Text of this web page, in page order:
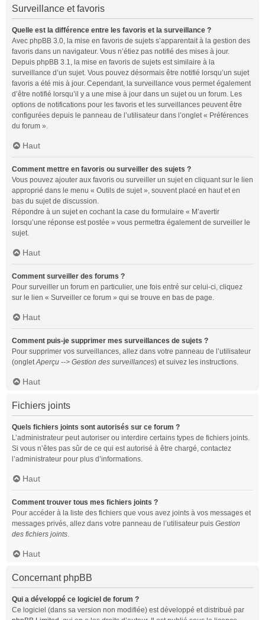
Surveillance et favoris
Quelle est la différence entre les favoris et la surveillance ?
Avec phpBB 3.0, la mise en favoris de sujets s’apparentait à la gestion des
favoris dans un navigateur. Vous n’étiez pas notifié des mises à jour.
Depuis phpBB 3.1, la mise en favoris de sujets est similaire à la
surveillance d’un sujet. Vous pouvez désormais être notifié lorsqu’un sujet
favoris a été mis à jour. Cependant, la surveillance vous permet également
d’être notifié lorsqu’il y a une mise à jour dans un sujet ou un forum. Les
options de notifications pour les favoris et les surveillances peuvent être
configurées depuis le panneau de l’utilisateur dans l’onglet « Préférences
du forum ».
Haut
Comment mettre en favoris ou surveiller des sujets ?
Vous pouvez ajouter aux favoris ou surveiller un sujet en cliquant sur le lien
approprié dans le menu « Outils de sujet », souvent placé en haut et en
bas du sujet de discussion.
Répondre à un sujet en cochant la case du formulaire « M’avertir
lorsqu’une réponse est postée » vous permettra également de surveiller le
sujet.
Haut
Comment surveiller des forums ?
Pour surveiller un forum en particulier, une fois entré sur celui-ci, cliquez
sur le lien « Surveiller ce forum » qui se trouve en bas de page.
Haut
Comment puis-je supprimer mes surveillances de sujets ?
Pour supprimer vos surveillances, allez dans votre panneau de l’utilisateur
(ongletAperçu --> Gestion des surveillances) et suivez les instructions.
Haut
Fichiers joints
Quels fichiers joints sont autorisés sur ce forum ?
L’administrateur peut autoriser ou interdire certains types de fichiers joints.
Si vous n’êtes pas sûr de ce qui est autorisé à être chargé, contactez
l’administrateur pour plus d’informations.
Haut
Comment trouver tous mes fichiers joints ?
Pour accéder à la liste des fichiers que vous avez joints à vos messages et
messages privés, allez dans votre panneau de l’utilisateur puis Gestion
des fichiers joints.
Haut
Concernant phpBB
Qui a développé ce logiciel de forum ?
Ce logiciel (dans sa version non modifiée) est développé et distribué par